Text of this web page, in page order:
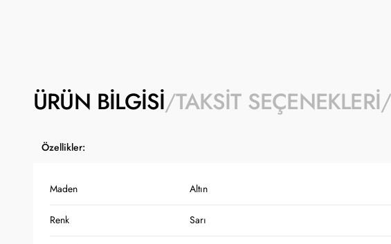
ÜRÜN BILGISI TAKSIT SEÇENEKLERI
Özellikler:
Maden Altın
Renk Sarı